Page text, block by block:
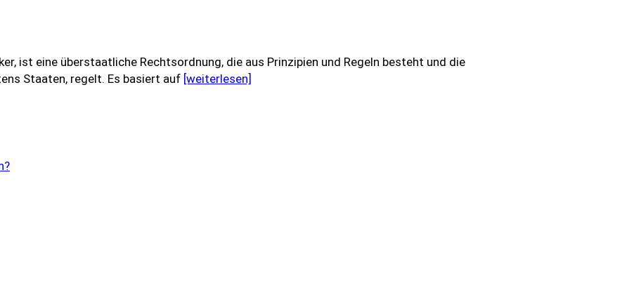
ist eine überstaatliche Rechtsordnung, die aus Prinzipien und Regeln besteht und die
Staaten, regelt. Es basiert auf [weiterlesen]